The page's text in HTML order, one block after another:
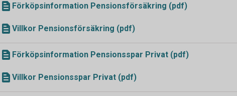
Förköpsinformation Pensionsförsäkring (pdf)
Villkor Pensionsförsäkring (pdf)
Förköpsinformation Pensionsspar Privat (pdf)
Villkor Pensionsspar Privat (pdf)